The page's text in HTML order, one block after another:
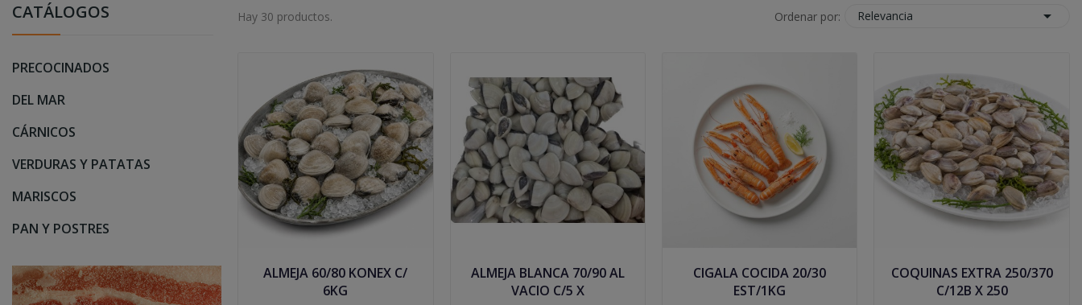
CATÁLOGOS
PRECOCINADOS
DEL MAR
CÁRNICOS
VERDURAS Y PATATAS
MARISCOS
PAN Y POSTRES
Hay 30 productos. Ordenar por: Relevancia 
ALMEJA 60/80 KONEX C/
6KG
ALMEJA BLANCA 70/90 AL
VACIO C/5 X
CIGALA COCIDA 20/30
EST/1KG
COQUINAS EXTRA 250/370
C/12B X 250